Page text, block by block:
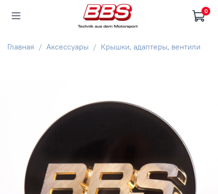
0
Главная Аксессуары Крышки, адаптеры, вентили